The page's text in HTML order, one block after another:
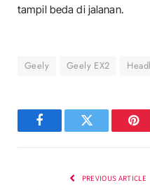
tampil beda di jalanan.
Geely Geely EX2
FacebookTwitter
PREVIOUS ARTICLE